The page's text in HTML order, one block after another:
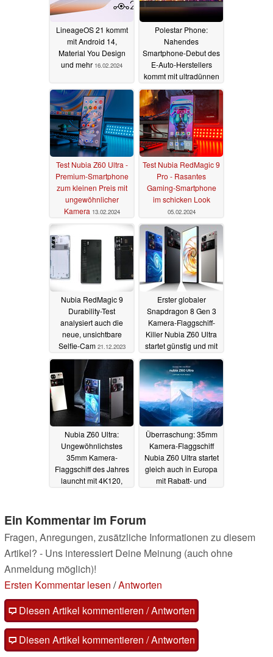
LineageOS 21 kommt
mit Android 14,
Material You Design
und mehr 16.02.2024
Polestar Phone:
Nahendes
Smartphone-Debut des
E-Auto-Herstellers
kommt mit ultradünnen
Displayrändern
15.02.2024
Test Nubia Z60 Ultra -
Premium-Smartphone
zum kleinen Preis mit
ungewöhnlicher
Kamera 13.02.2024
Test Nubia RedMagic 9
Pro - Rasantes
Gaming-Smartphone
im schicken Look
05.02.2024
Nubia RedMagic 9
Durability-Test
analysiert auch die
neue, unsichtbare
Selfie-Cam 21.12.2023
Erster globaler
Snapdragon 8 Gen 3
Kamera-Flaggschiff-
Killer Nubia Z60 Ultra
startet günstig und mit
Vorbesteller-Rabatt in
Europa19.12.2023
Nubia Z60 Ultra:
Ungewöhnlichstes
35mm Kamera-
Flaggschiff des Jahres
launcht mit 4K120,
Überraschung: 35mm
Kamera-Flaggschiff
Nubia Z60 Ultra startet
gleich auch in Europa
mit Rabatt- und
Ein Kommentar im Forum
Fragen, Anregungen, zusätzliche Informationen zu diesem
Artikel? - Uns interessiert Deine Meinung (auch ohne
Anmeldung möglich)!
Ersten Kommentar lesen /Antworten
Diesen Artikel kommentieren / Antworten
Diesen Artikel kommentieren / Antworten